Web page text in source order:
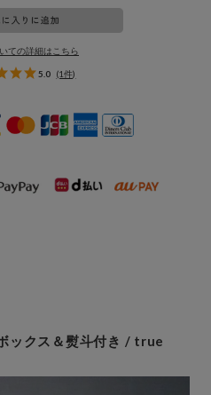
ての詳細はこちら
5.0 (1件)
ックス＆熨斗付き / true